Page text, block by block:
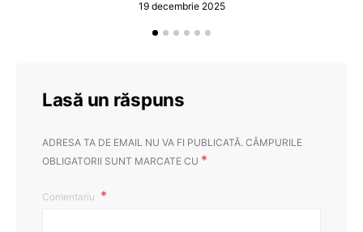
19 decembrie 2025
Lasă un răspuns
ADRESA TA DE EMAIL NU VA FI PUBLICATĂ. CÂMPURILE
OBLIGATORII SUNT MARCATE CU *
Comentariu